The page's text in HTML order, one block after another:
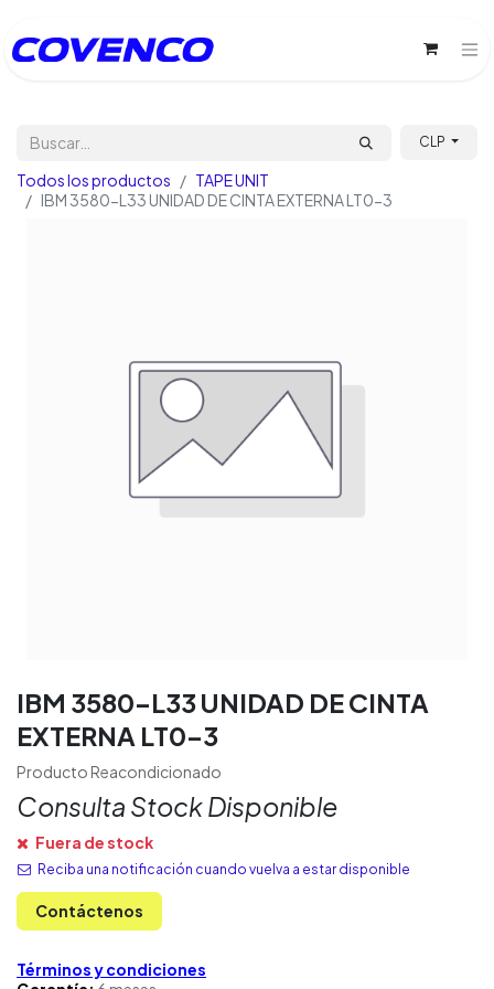
CLP
Todos los productos
TAPE UNIT
IBM 3580-L33 UNIDAD DE CINTA EXTERNA LT0-3
IBM 3580-L33 UNIDAD DE CINTA
EXTERNA LT0-3
Producto Reacondicionado
Consulta Stock Disponible
Fuera de stock
Reciba una notificación cuando vuelva a estar disponible
Contáctenos
Términos y condiciones